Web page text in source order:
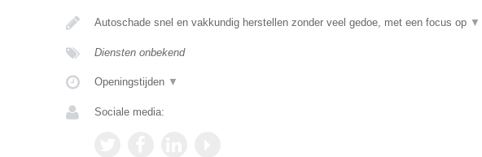
Autoschade snel en vakkundig herstellen zonder veel gedoe, met een focus op ▼
Diensten onbekend
Openingstijden ▼
Sociale media: